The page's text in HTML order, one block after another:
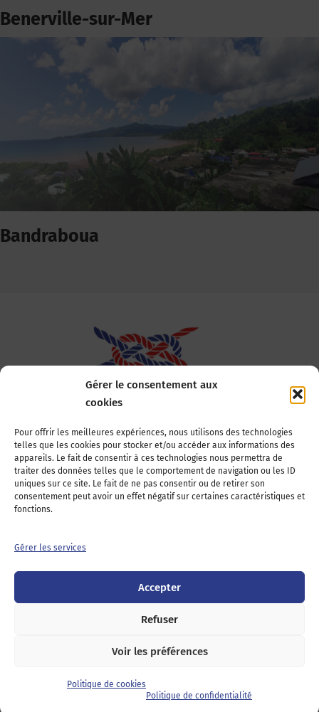
Gérer le consentement aux
cookies
Pour offrir les meilleures expériences, nous utilisons des technologies
telles que les cookies pour stocker et/ou accéder aux informations des
appareils. Le fait de consentir à ces technologies nous permettra de
traiter des données telles que le comportement de navigation ou les ID
uniques sur ce site. Le fait de ne pas consentir ou de retirer son
consentement peut avoir un effet négatif sur certaines caractéristiques et
fonctions.
Gérer les services
Accepter
Refuser
Voir les préférences
Politique de cookies
Politique de confidentialité
Benerville-sur-Mer
Bandraboua
Association Nationale des Elus des Littoraux
22, boulevard de la Tour-Maubourg
75007 Paris
Tél : 01 44 11 11 70
E-mail : anel-secretariat@anel.asso.fr
Devenez adhérents
Twitter
Politique de cookies